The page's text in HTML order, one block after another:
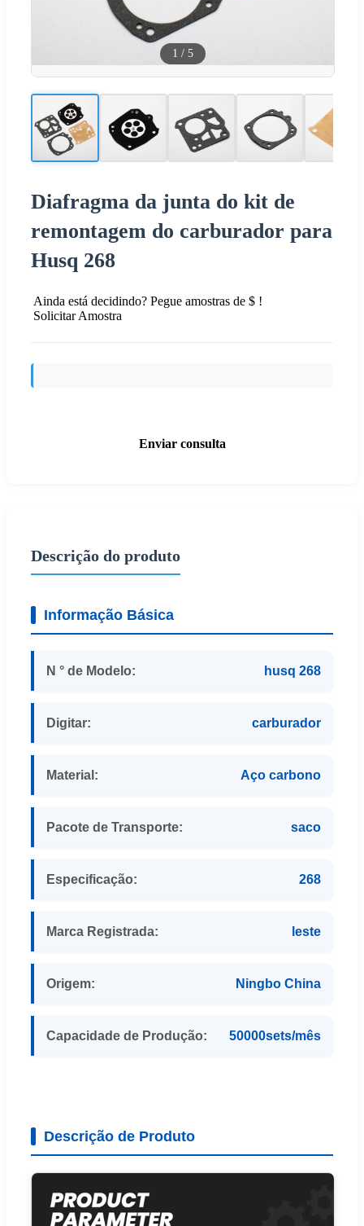
1 / 5
Diafragma da junta do kit de
remontagem do carburador para
Husq 268
Ainda está decidindo? Pegue amostras de $ !
Solicitar Amostra
Enviar consulta
Descrição do produto
Informação Básica
N ° de Modelo: husq 268
Digitar: carburador
Material: Aço carbono
Pacote de Transporte: saco
Especificação: 268
Marca Registrada: leste
Origem: Ningbo China
Capacidade de Produção: 50000sets/mês
Descrição de Produto